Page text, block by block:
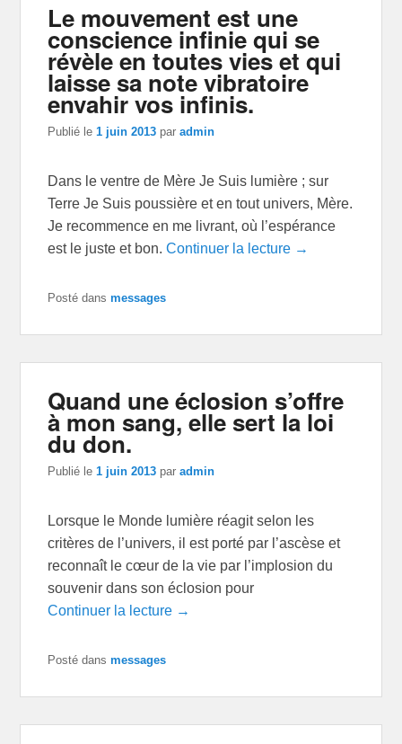
Le mouvement est une
conscience infinie qui se
révèle en toutes vies et qui
laisse sa note vibratoire
envahir vos infinis.
Publié le1 juin 2013 paradmin
Dans le ventre de Mère Je Suis lumière ; sur
Terre Je Suis poussière et en tout univers, Mère.
Je recommence en me livrant, où l’espérance
est le juste et bon.Continuer la lecture →
Posté dans messages
Quand une éclosion s’offre
à mon sang, elle sert la loi
du don.
Publié le1 juin 2013 paradmin
Lorsque le Monde lumière réagit selon les
critères de l’univers, il est porté par l’ascèse et
reconnaît le cœur de la vie par l’implosion du
souvenir dans son éclosion pour
Continuer la lecture →
Posté dans messages